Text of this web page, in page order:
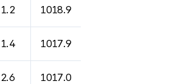
1.2 1018.9
1.4 1017.9
2.6 1017.0